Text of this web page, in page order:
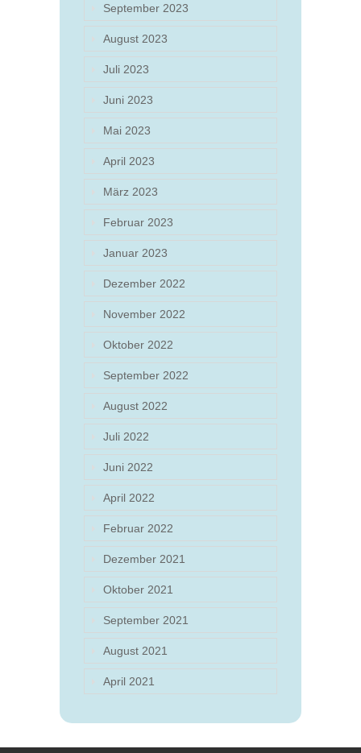
September 2023
August 2023
Juli 2023
Juni 2023
Mai 2023
April 2023
März 2023
Februar 2023
Januar 2023
Dezember 2022
November 2022
Oktober 2022
September 2022
August 2022
Juli 2022
Juni 2022
April 2022
Februar 2022
Dezember 2021
Oktober 2021
September 2021
August 2021
April 2021